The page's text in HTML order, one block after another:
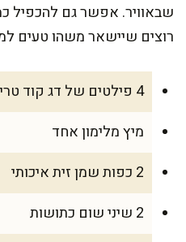
שבאוויר. אפשר גם להכפיל
רוצים שיישאר משהו טעים
4 פילטים של דג קוד טרי (כ-600-800 גרם)
מיץ מלימון אחד
2 כפות שמן זית איכותי
2 שיני שום כתושות